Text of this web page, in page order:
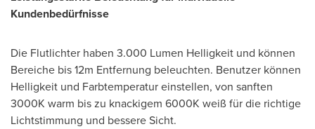
Kundenbedürfnisse
Die Flutlichter haben 3.000 Lumen Helligkeit und können
Bereiche bis12m Entfernung beleuchten. Benutzer können
Helligkeit und Farbtemperatur einstellen, von sanften
3000K warm bis zu knackigem 6000K weiß für die richtige
Lichtstimmung und bessere Sicht.